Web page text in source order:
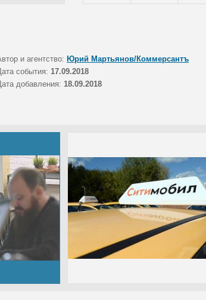
и агентство: Юрий Мартьянов/Коммерсантъ
события: 17.09.2018
добавления: 18.09.2018